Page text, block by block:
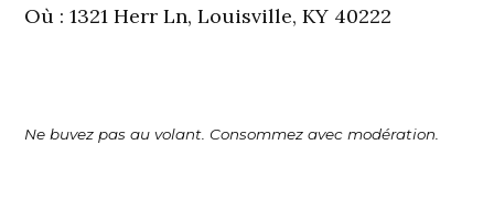
Où : 1321 Herr Ln, Louisville, KY 40222
Ne buvez pas au volant. Consommez avec modération.